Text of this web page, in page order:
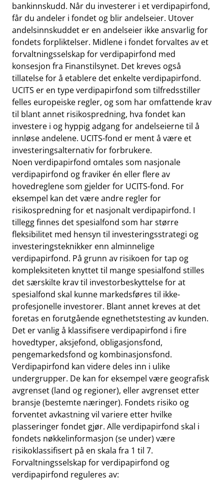
bankinnskudd. Når du investerer i et verdipapirfond,
får du andeler i fondet og blir andelseier. Utover
andelsinnskuddet er en andelseier ikke ansvarlig for
fondets forpliktelser. Midlene i fondet forvaltes av et
forvaltningsselskap for verdipapirfond med
konsesjon fra Finanstilsynet. Det kreves også
tillatelse for å etablere det enkelte verdipapirfond.
UCITS er en type verdipapirfond som tilfredsstiller
felles europeiske regler, og som har omfattende krav
til blant annet risikospredning, hva fondet kan
investere i og hyppig adgang for andelseierne til å
innløse andelene. UCITS-fond er ment å være et
investeringsalternativ for forbrukere.
Noen verdipapirfond omtales som nasjonale
verdipapirfond og fraviker én eller flere av
hovedreglene som gjelder for UCITS-fond. For
eksempel kan det være andre regler for
risikospredning for et nasjonalt verdipapirfond. I
tillegg finnes det spesialfond som har større
fleksibilitet med hensyn til investeringsstrategi og
investeringsteknikker enn alminnelige
verdipapirfond. På grunn av risikoen for tap og
kompleksiteten knyttet til mange spesialfond stilles
det særskilte krav til investorbeskyttelse for at
spesialfond skal kunne markedsføres til ikke-
profesjonelle investorer. Blant annet kreves at det
foretas en forutgående egnethetstesting av kunden.
Det er vanlig å klassifisere verdipapirfond i fire
hovedtyper, aksjefond, obligasjonsfond,
pengemarkedsfond og kombinasjonsfond.
Verdipapirfond kan videre deles inn i ulike
undergrupper. De kan for eksempel være geografisk
avgrenset (land og regioner), eller avgrenset etter
bransje (bestemte næringer). Fondets risiko og
forventet avkastning vil variere etter hvilke
plasseringer fondet gjør. Alle verdipapirfond skal i
fondets nøkkelinformasjon (se under) være
risikoklassifisert på en skala fra 1 til 7.
Forvaltningsselskap for verdipapirfond og
verdipapirfond reguleres av: